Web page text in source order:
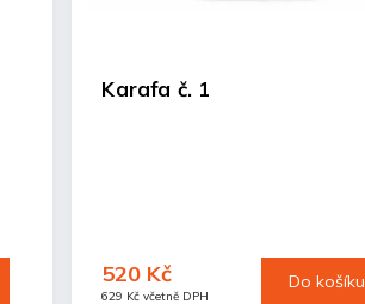
Karafa č. 1
629 Kč včetně DPH
520 Kč Do košíku